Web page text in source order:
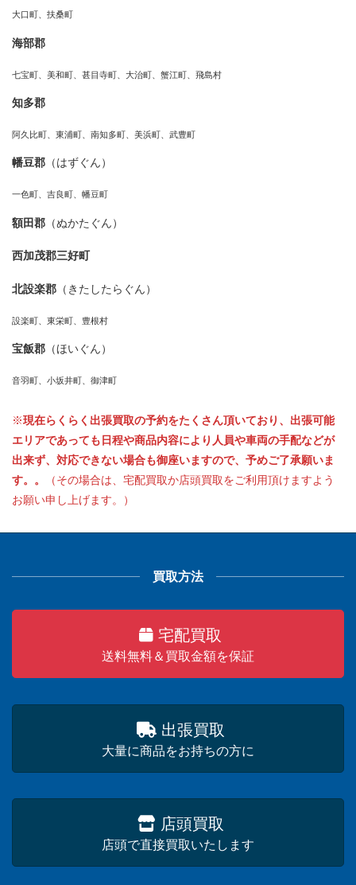
大口町、扶桑町
海部郡
七宝町、美和町、甚目寺町、大治町、蟹江町、飛島村
知多郡
阿久比町、東浦町、南知多町、美浜町、武豊町
幡豆郡 （はずぐん）
一色町、吉良町、幡豆町
額田郡 （ぬかたぐん）
西加茂郡三好町
北設楽郡 （きたしたらぐん）
設楽町、東栄町、豊根村
宝飯郡 （ほいぐん）
音羽町、小坂井町、御津町
※現在らくらく出張買取の予約をたくさん頂いており、出張可能
エリアであっても日程や商品内容により人員や車両の手配などが
出来ず、対応できない場合も御座いますので、予めご了承願いま
す。。
（その場合は、宅配買取か店頭買取をご利用頂けますよう
お願い申し上げます。）
買取方法
宅配買取
送料無料＆買取金額を保証
出張買取
大量に商品をお持ちの方に
店頭買取
店頭で直接買取いたします